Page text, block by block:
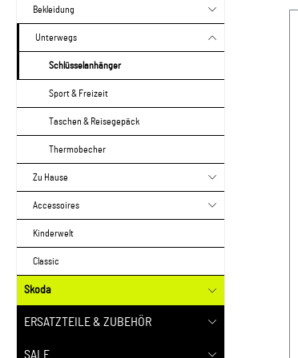
Bekleidung
Unterwegs
Schlüsselanhänger
Sport & Freizeit
Taschen & Reisegepäck
Thermobecher
Zu Hause
Accessoires
Kinderwelt
Classic
Skoda
ERSATZTEILE & ZUBEHÖR
SALE